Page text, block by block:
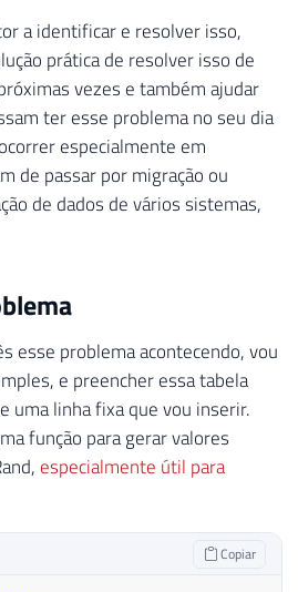
a identificar e resolver isso,
prática de resolver isso de
vezes e também ajudar
ter esse problema no seu dia
especialmente em
de passar por migração ou
de dados de vários sistemas,
esse problema acontecendo, vou
e preencher essa tabela
uma linha fixa que vou inserir.
função para gerar valores
especialmente útil para
Copiar